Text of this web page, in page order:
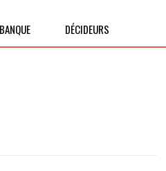
BANQUE DÉCIDEURS